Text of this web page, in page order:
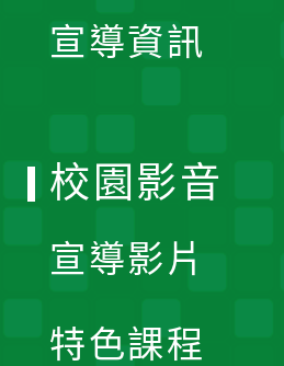
宣導資訊
校園影音
宣導影片
特色課程